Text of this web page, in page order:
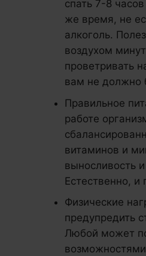
спать 7-8
же время, не
алкоголь.
воздухом
проветривать
вам не должно
Правильное
работе
витаминов и
выносливость
Естественно, и
Физические
предупредить
Любой может